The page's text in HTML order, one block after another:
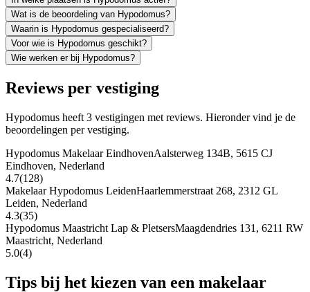
Wat is de beoordeling van Hypodomus?
Waarin is Hypodomus gespecialiseerd?
Voor wie is Hypodomus geschikt?
Wie werken er bij Hypodomus?
Reviews per vestiging
Hypodomus heeft 3 vestigingen met reviews. Hieronder vind je de
beoordelingen per vestiging.
Hypodomus Makelaar EindhovenAalsterweg 134B, 5615 CJ
Eindhoven, Nederland
4.7(128)
Makelaar Hypodomus LeidenHaarlemmerstraat 268, 2312 GL
Leiden, Nederland
4.3(35)
Hypodomus Maastricht Lap & PletsersMaagdendries 131, 6211 RW
Maastricht, Nederland
5.0(4)
Tips bij het kiezen van een makelaar